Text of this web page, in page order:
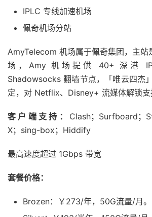
IPLC 专线加速机场
佩奇机场分站
AmyTelecom 机场属于佩奇集团，主
场，Amy 机场提供 40+ 深港
Shadowsocks 翻墙节点，「唯云四杰
定，对 Netflix、Disney+ 流媒体解锁支
客户端支持： Clash；Surfboard；
X；sing-box；Hiddify
最高速度超过 1Gbps 带宽
套餐价格：
Brozen：￥273/年，50G流量/月。